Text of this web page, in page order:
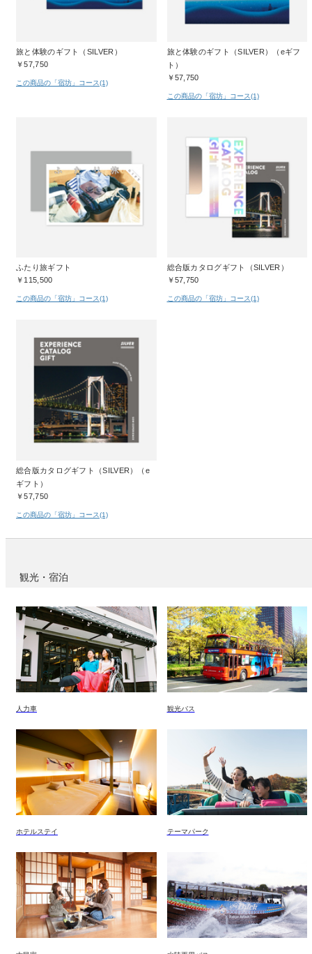
旅と体験のギフト（SILVER）
￥57,750
この商品の「宿坊」コース(1)
旅と体験のギフト（SILVER）（eギフ
ト）
￥57,750
この商品の「宿坊」コース(1)
ふたり旅ギフト
￥115,500
この商品の「宿坊」コース(1)
総合版カタログギフト（SILVER）
￥57,750
この商品の「宿坊」コース(1)
総合版カタログギフト（SILVER）（e
ギフト）
￥57,750
この商品の「宿坊」コース(1)
観光・宿泊
人力車 観光バス
ホテルステイ テーマパーク